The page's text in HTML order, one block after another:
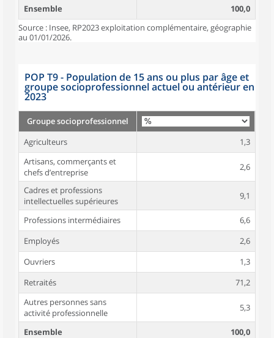
Ensemble
100,0
Source : Insee, RP2023 exploitation complémentaire, géographie
au 01/01/2026.
POP T9 - Population de 15 ans ou plus par âge et
groupe socioprofessionnel actuel ou antérieur en
2023
Groupe socioprofessionnel
Agriculteurs
1,3
Artisans, commerçants et
chefs d’entreprise
2,6
Cadres et professions
intellectuelles supérieures
9,1
Professions intermédiaires
6,6
Employés
2,6
Ouvriers
1,3
Retraités
71,2
Autres personnes sans
activité professionnelle
5,3
Ensemble
100,0